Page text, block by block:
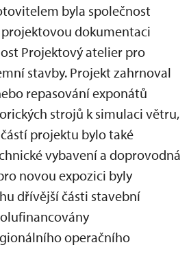
byla společnost
projektovou dokumentaci
Projektový atelier pro
stavby. Projekt zahrnoval
repasování exponátů
strojů k simulaci větru,
projektu bylo také
vybavení a doprovodná
novou expozici byly
dřívější části stavební
operačního